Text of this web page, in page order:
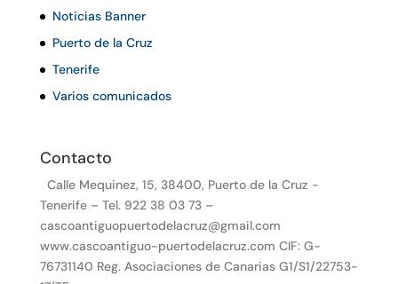
Noticias Banner
Puerto de la Cruz
Tenerife
Varios comunicados
Contacto
Calle Mequinez, 15, 38400, Puerto de la Cruz -
Tenerife – Tel. 922 38 03 73 –
cascoantiguopuertodelacruz@gmail.com
www.cascoantiguo-puertodelacruz.com CIF: G-
76731140 Reg. Asociaciones de Canarias G1/S1/22753-